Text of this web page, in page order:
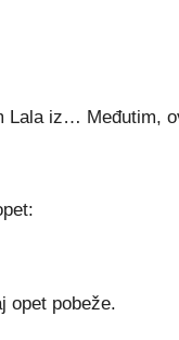
Lala iz… Međutim,
opet pobeže.